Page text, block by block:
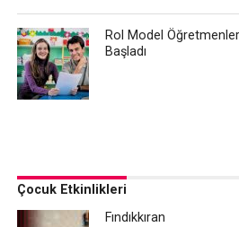
Rol Model
Başladı
Çocuk Etkinlikleri
Fındıkkıran